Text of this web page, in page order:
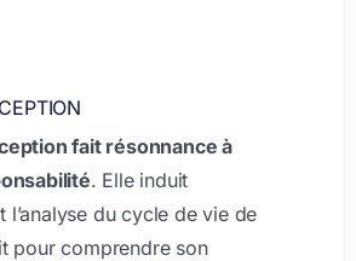
fait résonnance à
. Elle induit
l’analyse du cycle de vie de
pour comprendre son